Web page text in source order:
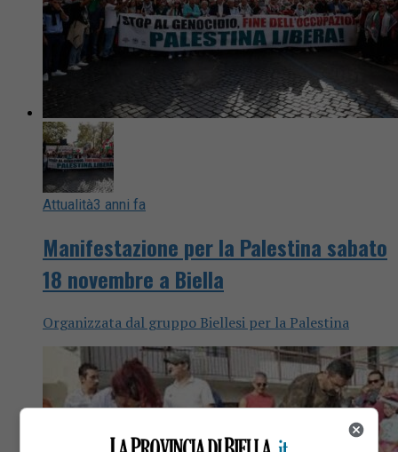
Attualità3 anni fa
Manifestazione per la Palestina sabato
18 novembre a Biella
Organizzata dal gruppo Biellesi per la Palestina